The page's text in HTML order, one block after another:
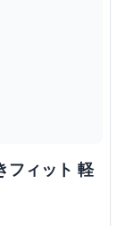
フィット 軽